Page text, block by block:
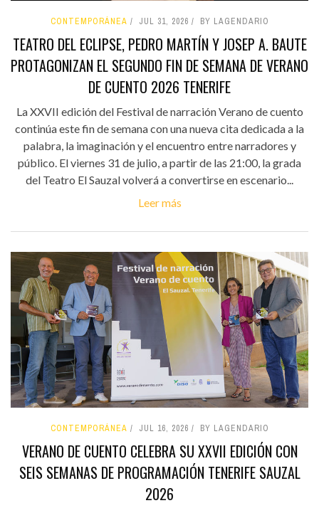
CONTEMPORÁNEA JUL 31, 2026 BY LAGENDARIO
TEATRO DEL ECLIPSE, PEDRO MARTÍN Y JOSEP A. BAUTE
PROTAGONIZAN EL SEGUNDO FIN DE SEMANA DE VERANO
DE CUENTO 2026 TENERIFE
La XXVII edición del Festival de narración Verano de cuento
continúa este fin de semana con una nueva cita dedicada a la
palabra, la imaginación y el encuentro entre narradores y
público. El viernes 31 de julio, a partir de las 21:00, la grada
del Teatro El Sauzal volverá a convertirse en escenario...
Leer más
CONTEMPORÁNEA JUL 16, 2026 BY LAGENDARIO
VERANO DE CUENTO CELEBRA SU XXVII EDICIÓN CON
SEIS SEMANAS DE PROGRAMACIÓN TENERIFE SAUZAL
2026